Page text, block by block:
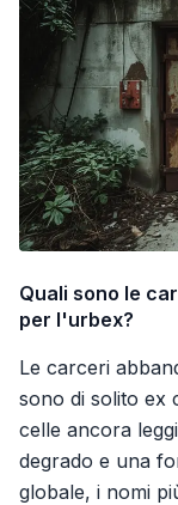
Quali sono le
per l'urbex?
Le carceri
sono di solito ex
celle ancora
degrado e una
globale, i nomi